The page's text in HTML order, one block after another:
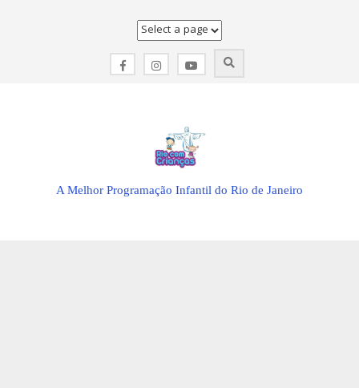
A Melhor Programação Infantil do Rio de Janeiro